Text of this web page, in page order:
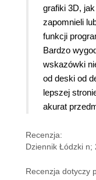
grafiki 3D,
zapomnieli
funkcji
Bardzo
wskazówki
od deski od
lepszej
akurat
Recenzja:
Dziennik Łódzki n;
Recenzja dotyczy